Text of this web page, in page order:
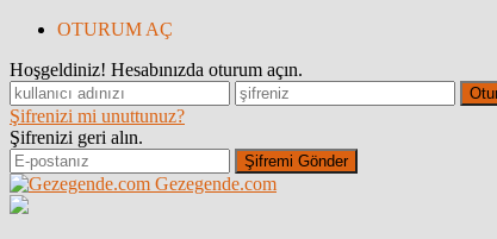
OTURUM AÇ
Hoşgeldiniz! Hesabınızda oturum açın.
Şifrenizi mi unuttunuz?
Şifrenizi geri alın.
Gezegende.com